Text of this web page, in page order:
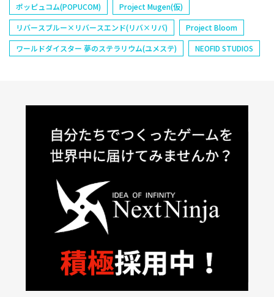
ポッピュコム(POPUCOM)
Project Mugen(仮)
リバースブルー×リバースエンド(リバ×リバ)
Project Bloom
ワールドダイスター 夢のステラリウム(ユメステ)
NEOFID STUDIOS